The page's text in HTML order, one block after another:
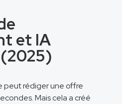
et IA
peut rédiger une offre
Mais cela a créé